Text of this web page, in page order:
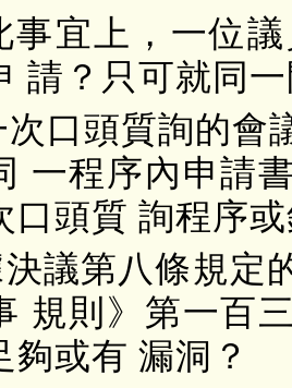
事宜上，一位
請？只可就同
次口頭質詢的會
一程序內申請
口頭質 詢程序
議第八條規定
規則》第一百
夠或有 漏洞？